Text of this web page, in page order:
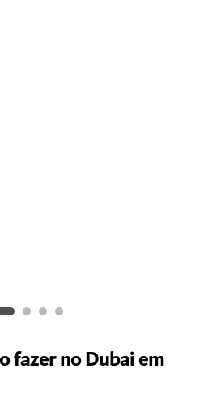
fazer no Dubai em